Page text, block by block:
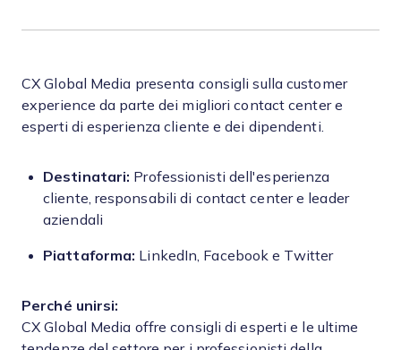
CX Global Media presenta consigli sulla customer
experience da parte dei migliori contact center e
esperti di esperienza cliente e dei dipendenti.
Destinatari: Professionisti dell'esperienza
cliente, responsabili di contact center e leader
aziendali
Piattaforma: LinkedIn, Facebook e Twitter
Perché unirsi:
CX Global Media offre consigli di esperti e le ultime